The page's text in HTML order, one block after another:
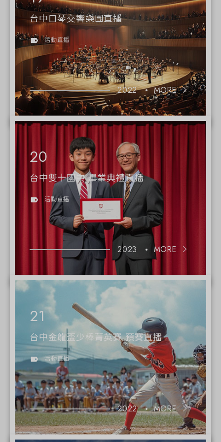
台中口琴交響樂團直播
活動直播
2022 MORE
台中雙十國中 畢業典禮直播
活動直播
2023 MORE
台中金龍盃少棒菁英賽 預賽直播
活動直播
2022 MORE